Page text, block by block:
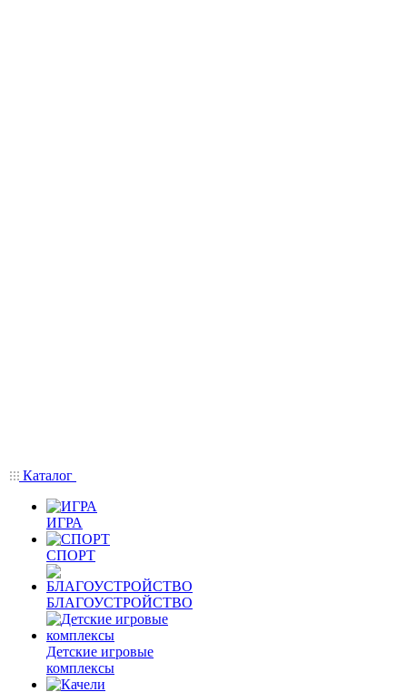
Каталог
ИГРА
СПОРТ
БЛАГОУСТРОЙСТВО
Детские игровые
комплексы